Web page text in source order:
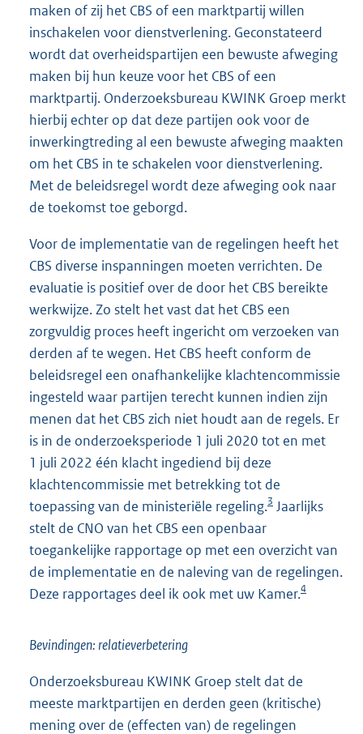
maken of zij het CBS of een marktpartij willen
inschakelen voor dienstverlening. Geconstateerd
wordt dat overheidspartijen een bewuste afweging
maken bij hun keuze voor het CBS of een
marktpartij. Onderzoeksbureau KWINK Groep merkt
hierbij echter op dat deze partijen ook voor de
inwerkingtreding al een bewuste afweging maakten
om het CBS in te schakelen voor dienstverlening.
Met de beleidsregel wordt deze afweging ook naar
de toekomst toe geborgd.
Voor de implementatie van de regelingen heeft het
CBS diverse inspanningen moeten verrichten. De
evaluatie is positief over de door het CBS bereikte
werkwijze. Zo stelt het vast dat het CBS een
zorgvuldig proces heeft ingericht om verzoeken van
derden af te wegen. Het CBS heeft conform de
beleidsregel een onafhankelijke klachtencommissie
ingesteld waar partijen terecht kunnen indien zijn
menen dat het CBS zich niet houdt aan de regels. Er
is in de onderzoeksperiode 1 juli 2020 tot en met
1 juli 2022 één klacht ingediend bij deze
klachtencommissie met betrekking tot de
toepassing van de ministeriële regeling.3 Jaarlijks
stelt de CNO van het CBS een openbaar
toegankelijke rapportage op met een overzicht van
de implementatie en de naleving van de regelingen.
Deze rapportages deel ik ook met uw Kamer.4
Bevindingen: relatieverbetering
Onderzoeksbureau KWINK Groep stelt dat de
meeste marktpartijen en derden geen (kritische)
mening over de (effecten van) de regelingen